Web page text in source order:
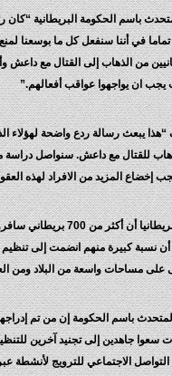
باسم الحكومة البريطانية “كان
في أننا سنفعل كل ما بوسعنا
من الذهاب إلى القتال مع داعش
يجب ان يواجهوا عواقب أفعالهم.”
يبعث رسالة ردع واضحة لهؤلاء
للقتال مع داعش. سنواصل دراسة
إخضاع المزيد من الافراد لهذه
وتقدر بريطانيا أن أكثر من 700
أن نسبة كبيرة منهم انضمت إلى
على مساحات واسعة من البلاد ومن
باسم الحكومة إن من تم
سعوا جاهدين إلى تجنيد آخرين
الاجتماعي للترويج لأنشطة عبر